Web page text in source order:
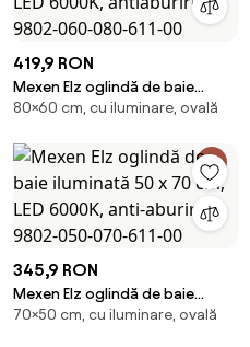
419,9 RON
Mexen Elz oglindă de baie
iluminată 60 x 80 cm, LED
080-611-00
80×60 cm, cu iluminare, ovală
345,9 RON
Mexen Elz oglindă de baie
iluminată 50 x 70 cm, LED
70×50 cm, cu iluminare, ovală